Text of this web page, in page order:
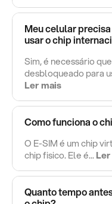
Meu celular
usar o chip
Sim, é necessário
desbloqueado para
Ler mais
Como funciona o
O E-SIM é um chip
chip fisico. Ele é...
Quanto tempo